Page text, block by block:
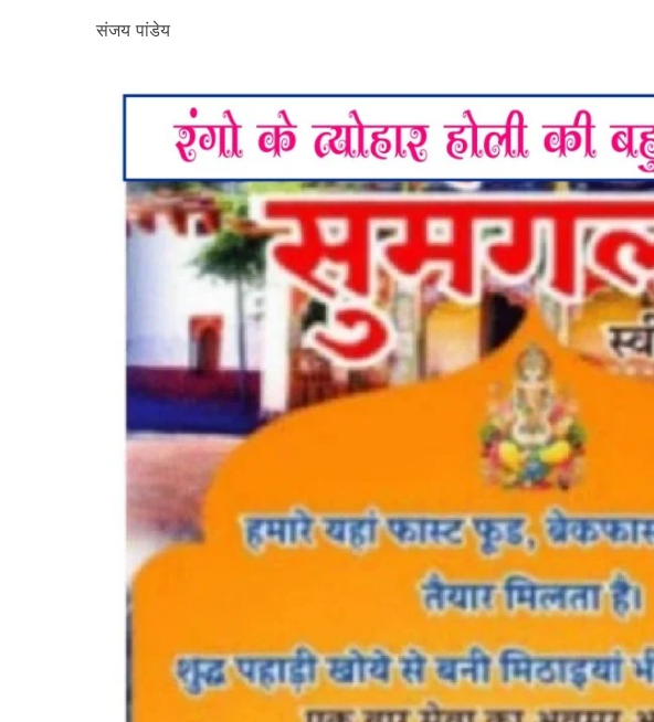
संजय पांडेय